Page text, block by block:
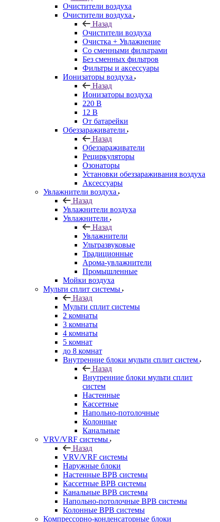
Очистители воздуха
Очистители воздуха
Назад
Очистители воздуха
Очистка + Увлажнение
Cо сменными фильтрами
Без сменных фильтров
Фильтры и аксессуары
Ионизаторы воздуха
Назад
Ионизаторы воздуха
220 В
12 В
От батарейки
Обеззараживатели
Назад
Обеззараживатели
Рециркуляторы
Озонаторы
Установки обеззараживания воздуха
Аксессуары
Увлажнители воздуха
Назад
Увлажнители воздуха
Увлажнители
Назад
Увлажнители
Ультразвуковые
Традиционные
Арома-увлажнители
Промышленные
Мойки воздуха
Мульти сплит системы
Назад
Мульти сплит системы
2 комнаты
3 комнаты
4 комнаты
5 комнат
до 8 комнат
Внутренние блоки мульти сплит систем
Назад
Внутренние блоки мульти сплит
систем
Настенные
Кассетные
Напольно-потолочные
Колонные
Канальные
VRV/VRF системы
Назад
VRV/VRF системы
Наружные блоки
Настенные ВРВ системы
Кассетные ВРВ системы
Канальные ВРВ системы
Напольно-потолочные ВРВ системы
Колонные ВРВ системы
Компрессорно-конденсаторные блоки